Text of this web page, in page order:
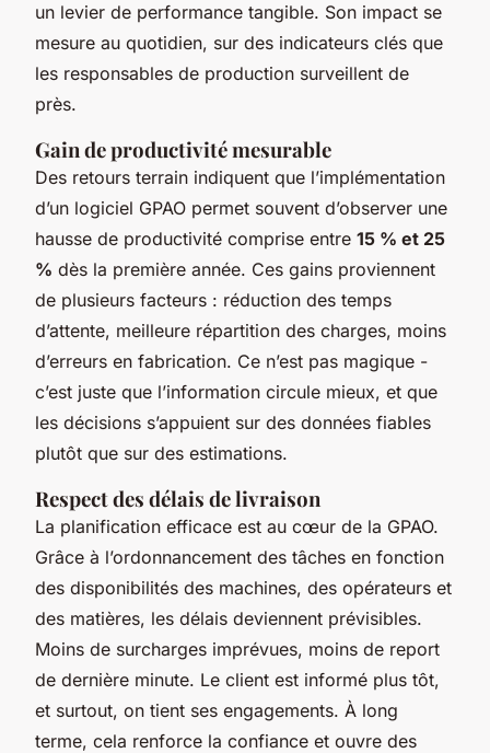
un levier de performance tangible. Son impact se
mesure au quotidien, sur des indicateurs clés que
les responsables de production surveillent de
près.
Gain de productivité mesurable
Des retours terrain indiquent que l’implémentation
d’un logiciel GPAO permet souvent d’observer une
hausse de productivité comprise entre 15 % et 25
% dès la première année. Ces gains proviennent
de plusieurs facteurs : réduction des temps
d’attente, meilleure répartition des charges, moins
d’erreurs en fabrication. Ce n’est pas magique -
c’est juste que l’information circule mieux, et que
les décisions s’appuient sur des données fiables
plutôt que sur des estimations.
Respect des délais de livraison
La planification efficace est au cœur de la GPAO.
Grâce à l’ordonnancement des tâches en fonction
des disponibilités des machines, des opérateurs et
des matières, les délais deviennent prévisibles.
Moins de surcharges imprévues, moins de report
de dernière minute. Le client est informé plus tôt,
et surtout, on tient ses engagements. À long
terme, cela renforce la confiance et ouvre des